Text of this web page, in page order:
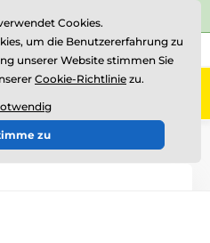
auf
+43 676 361 37 22
0
Glastrophäen mit Druck
Cookies.
um die Benutzererfahrung zu
unserer Website stimmen Sie
Cookie-Richtlinie zu.
zu